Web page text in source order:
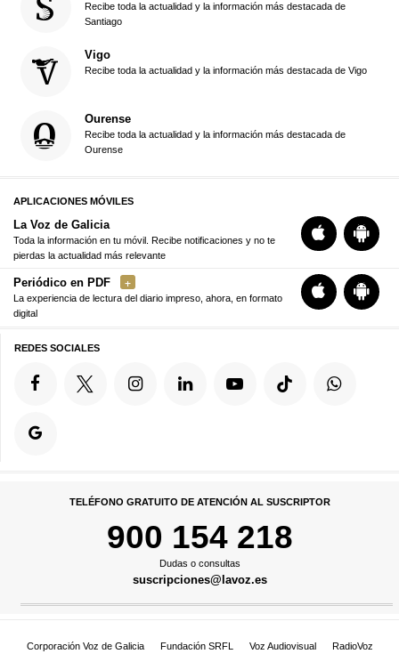
Recibe toda la actualidad y la información más destacada de
Santiago
Vigo
Recibe toda la actualidad y la información más destacada de Vigo
Ourense
Recibe toda la actualidad y la información más destacada de
Ourense
APLICACIONES MÓVILES
La Voz de Galicia
Toda la información en tu móvil. Recibe notificaciones y no te
pierdas la actualidad más relevante
Periódico en PDF
La experiencia de lectura del diario impreso, ahora, en formato
digital
REDES SOCIALES
TELÉFONO GRATUITO DE ATENCIÓN AL SUSCRIPTOR
900 154 218
Dudas o consultas
suscripciones@lavoz.es
Corporación Voz de Galicia Fundación SRFL Voz Audiovisual RadioVoz